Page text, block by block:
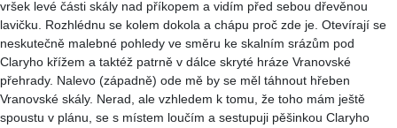
vršek levé části skály nad příkopem a vidím před sebou dřevěnou
lavičku. Rozhlédnu se kolem dokola a chápu proč zde je. Otevírají se
neskutečně malebné pohledy ve směru ke skalním srázům pod
Claryho křížem a taktéž patrně v dálce skryté hráze Vranovské
přehrady. Nalevo (západně) ode mě by se měl táhnout hřeben
Vranovské skály. Nerad, ale vzhledem k tomu, že toho mám ještě
spoustu v plánu, se s místem loučím a sestupuji pěšinkou Claryho